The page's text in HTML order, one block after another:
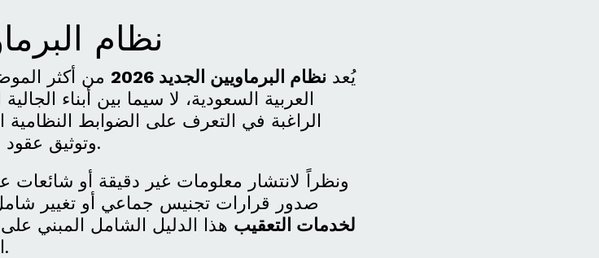
نظام
يُعد نظام البرماويين الجديد 2026
من أكثر
العربية السعودية، لا سيما بين أبناء
الراغبة في التعرف على الضوابط النظامية
وتوثيق عقود الزواج، وإحالة المعاملات الحكومية.
ونظراً لانتشار معلومات غير دقيقة أو شائعات
صدور قرارات تجنيس جماعي أو تغيير
لخدمات التعقيب هذا الدليل الشامل المبني
الجهات الحكومية وإمارات المناطق.